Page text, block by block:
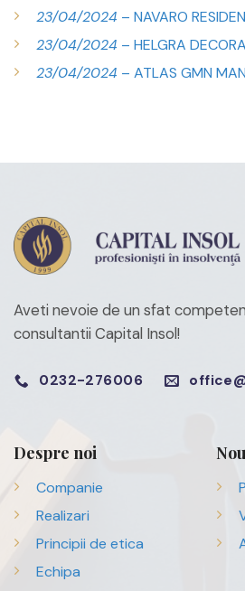
23/04/2024 – NAVARO
23/04/2024 – HELGRA
23/04/2024 – ATLAS GMN
Aveti nevoie de un sfat
consultantii Capital Insol!
0232-276006
Despre noi
Companie
Realizari
Principii de etica
Echipa